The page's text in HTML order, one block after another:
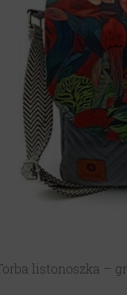
listonoszka –